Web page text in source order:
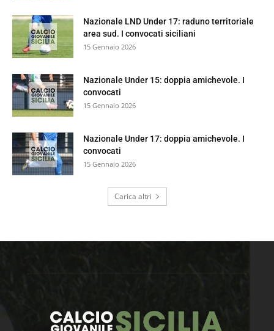
Nazionale LND Under 17: raduno territoriale
area sud. I convocati siciliani
15 Gennaio 2026
Nazionale Under 15: doppia amichevole. I
convocati
15 Gennaio 2026
Nazionale Under 17: doppia amichevole. I
convocati
15 Gennaio 2026
Carica altri